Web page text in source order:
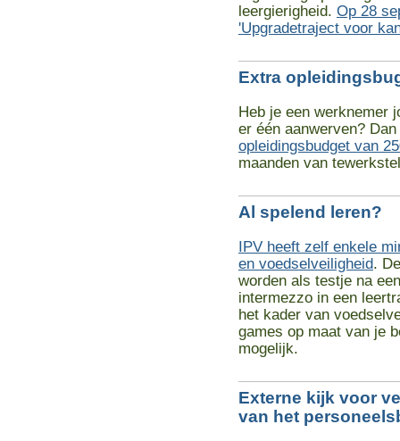
leergierigheid. Op 28
'Upgradetraject voor
Extra
Heb je een werknemer
er één aanwerven?
opleidingsbudget van
maanden van
Al spelend leren?
IPV heeft zelf enkele
en voedselveiligheid.
worden als testje na
intermezzo in een
het kader van
games op maat van je
mogelijk.
Externe kijk voor
van het